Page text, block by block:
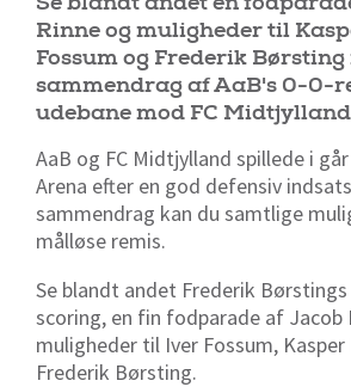
Rinne og muligheder til
Fossum og Frederik
sammendrag af AaB's 0-0-
udebane mod FC
AaB og FC Midtjylland spillede i
Arena efter en god defensiv
sammendrag kan du samtlige
målløse remis.
Se blandt andet Frederik
scoring, en fin fodparade af Jacob
muligheder til Iver Fossum, Kasper
Frederik Børsting.